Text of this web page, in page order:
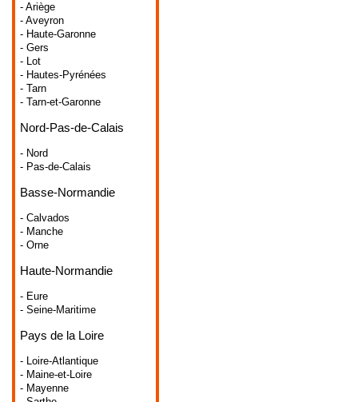
- Ariège
- Aveyron
- Haute-Garonne
- Gers
- Lot
- Hautes-Pyrénées
- Tarn
- Tarn-et-Garonne
Nord-Pas-de-Calais
- Nord
- Pas-de-Calais
Basse-Normandie
- Calvados
- Manche
- Orne
Haute-Normandie
- Eure
- Seine-Maritime
Pays de la Loire
- Loire-Atlantique
- Maine-et-Loire
- Mayenne